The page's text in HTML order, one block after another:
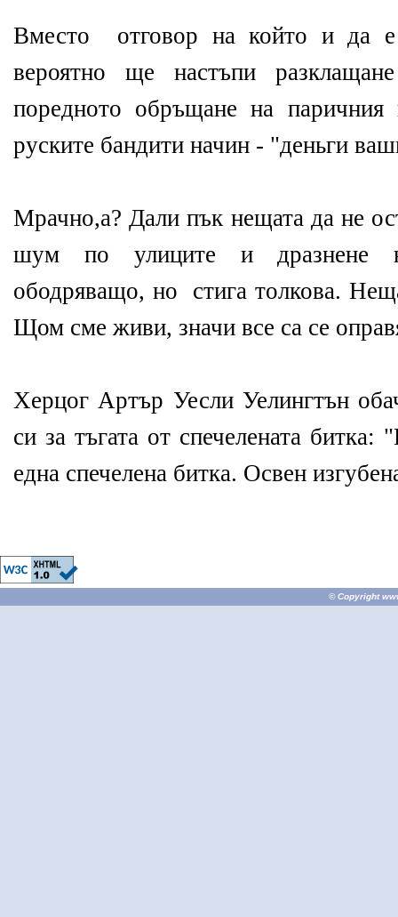
Вместо отговор на който и да е
вероятно ще настъпи
поредното обръщане на
руските бандити начин - "деньги
Мрачно,а? Дали пък нещата да не
шум по улиците и дразнене
ободряващо, но стига толкова.
Щом сме живи, значи все са се
Херцог Артър Уесли Уелингтън
си за тъгата от спечелената
една спечелена битка. Освен
© Copyright